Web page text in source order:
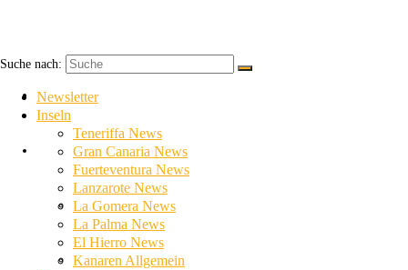
Newsletter
Inseln
Teneriffa News
Gran Canaria News
Suche nach:
Newsletter
Inseln
Teneriffa News
Gran Canaria News
Fuerteventura News
Lanzarote News
La Gomera News
La Palma News
El Hierro News
Kanaren Allgemein